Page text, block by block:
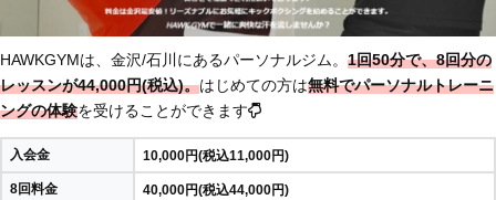
HAWKGYMは、金沢/石川にあるパーソナルジム。 1回50分で、8回分の
レッスンが44,000円(税込)。はじめての方は無料でパーソナルトレーニ
ングの体験を受けることができます
入会金 10,000円(税込11,000円)
8回料金 40,000円(税込44,000円)